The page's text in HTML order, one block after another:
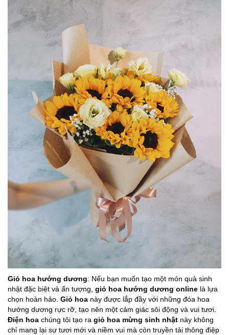
Giỏ hoa hướng dương: Nếu bạn muốn tạo một món quà sinh
nhật đặc biệt và ấn tượng, giỏ hoa hướng dương online là lựa
chọn hoàn hảo. Giỏ hoa này được lắp đầy với những đóa hoa
hướng dương rực rỡ, tạo nên một cảm giác sôi động và vui tươi.
Điện hoa chúng tôi tạo ra giỏ hoa mừng sinh nhật này không
chỉ mang lại sự tươi mới và niềm vui mà còn truyền tải thông điệp